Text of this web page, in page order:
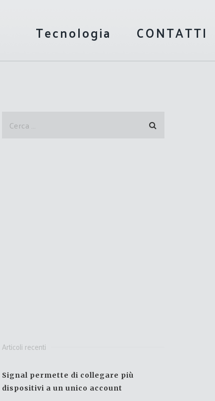
Tecnologia CONTATTI
Articoli recenti
Signal permette di collegare più
dispositivi a un unico account